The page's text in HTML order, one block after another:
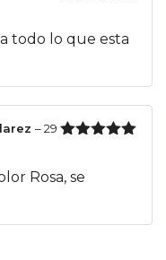
todo lo que esta
–29
Rosa, se